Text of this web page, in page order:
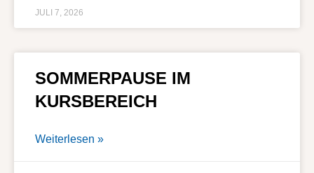
JULI 7, 2026
SOMMERPAUSE IM
KURSBEREICH
Weiterlesen »